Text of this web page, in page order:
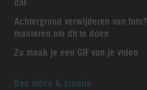
Achtergrond verwijderen van
manieren om dit te doen
Zo maak je een GIF van je video
Ben video & creatie